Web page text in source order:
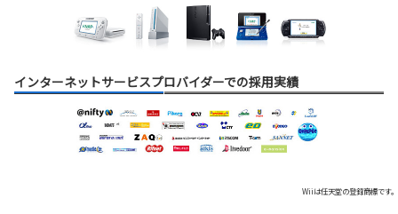
インターネットサービスプロバイダーでの採用実績
Wiiは任天堂の登録商標です。